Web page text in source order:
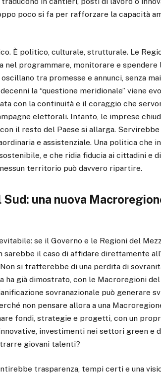
poco si fa per rafforzare la capacità
È politico, culturale, strutturale. Le
nel programmare, monitorare e spendere
tra promesse e annunci, senza
la “questione meridionale” viene
con la continuità e il coraggio che
elettorali. Intanto, le imprese
il resto del Paese si allarga.
e assistenziale. Una politica che
e che ridia fiducia ai cittadini e
territorio può davvero ripartire.
Sud: una nuova
se il Governo e le Regioni del
il caso di affidare direttamente
si tratterebbe di una perdita di
ha già dimostrato, con le Macroregioni
sovranazionale può generare
non pensare allora a una
fondi, strategie e progetti, con un
investimenti nei settori green e
giovani talenti?
trasparenza, tempi certi e una